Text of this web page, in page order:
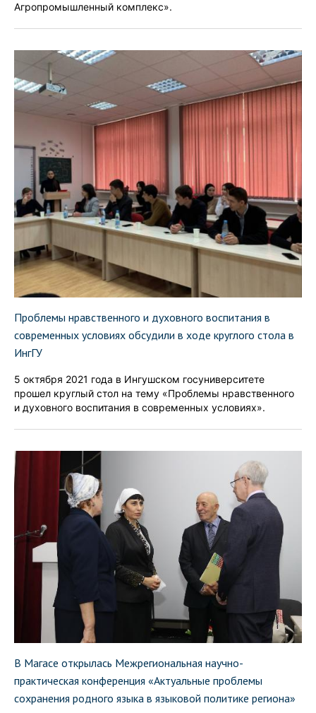
Агропромышленный комплекс».
Проблемы нравственного и духовного воспитания в
современных условиях обсудили в ходе круглого стола в
ИнгГУ
5 октября 2021 года в Ингушском госуниверситете
прошел круглый стол на тему «Проблемы нравственного
и духовного воспитания в современных условиях».
В Магасе открылась Межрегиональная научно-
практическая конференция «Актуальные проблемы
сохранения родного языка в языковой политике региона»